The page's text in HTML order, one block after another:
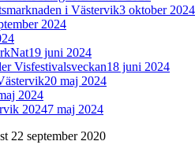
i Västervik3 oktober 2024
2024
19 juni 2024
Visfestivalsveckan18 juni 2024
20 maj 2024
2024
20247 maj 2024
22 september 2020